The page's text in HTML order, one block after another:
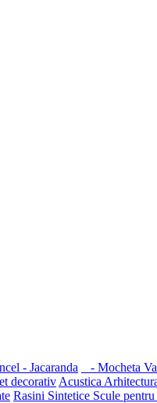
- Jacaranda - Mocheta
decorativ Acustica
Rasini Sintetice Scule